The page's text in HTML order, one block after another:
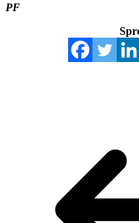
PF